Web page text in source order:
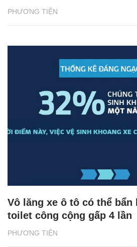
PHƯƠNG TIỆN
PHƯƠNG TIỆN
Vô lăng xe ô tô có thể bẩn
toilet công cộng gấp 4 lần